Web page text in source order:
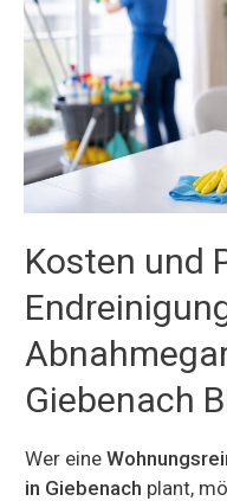
Kosten und
Giebenach
Wer eine
in Giebenach plant,